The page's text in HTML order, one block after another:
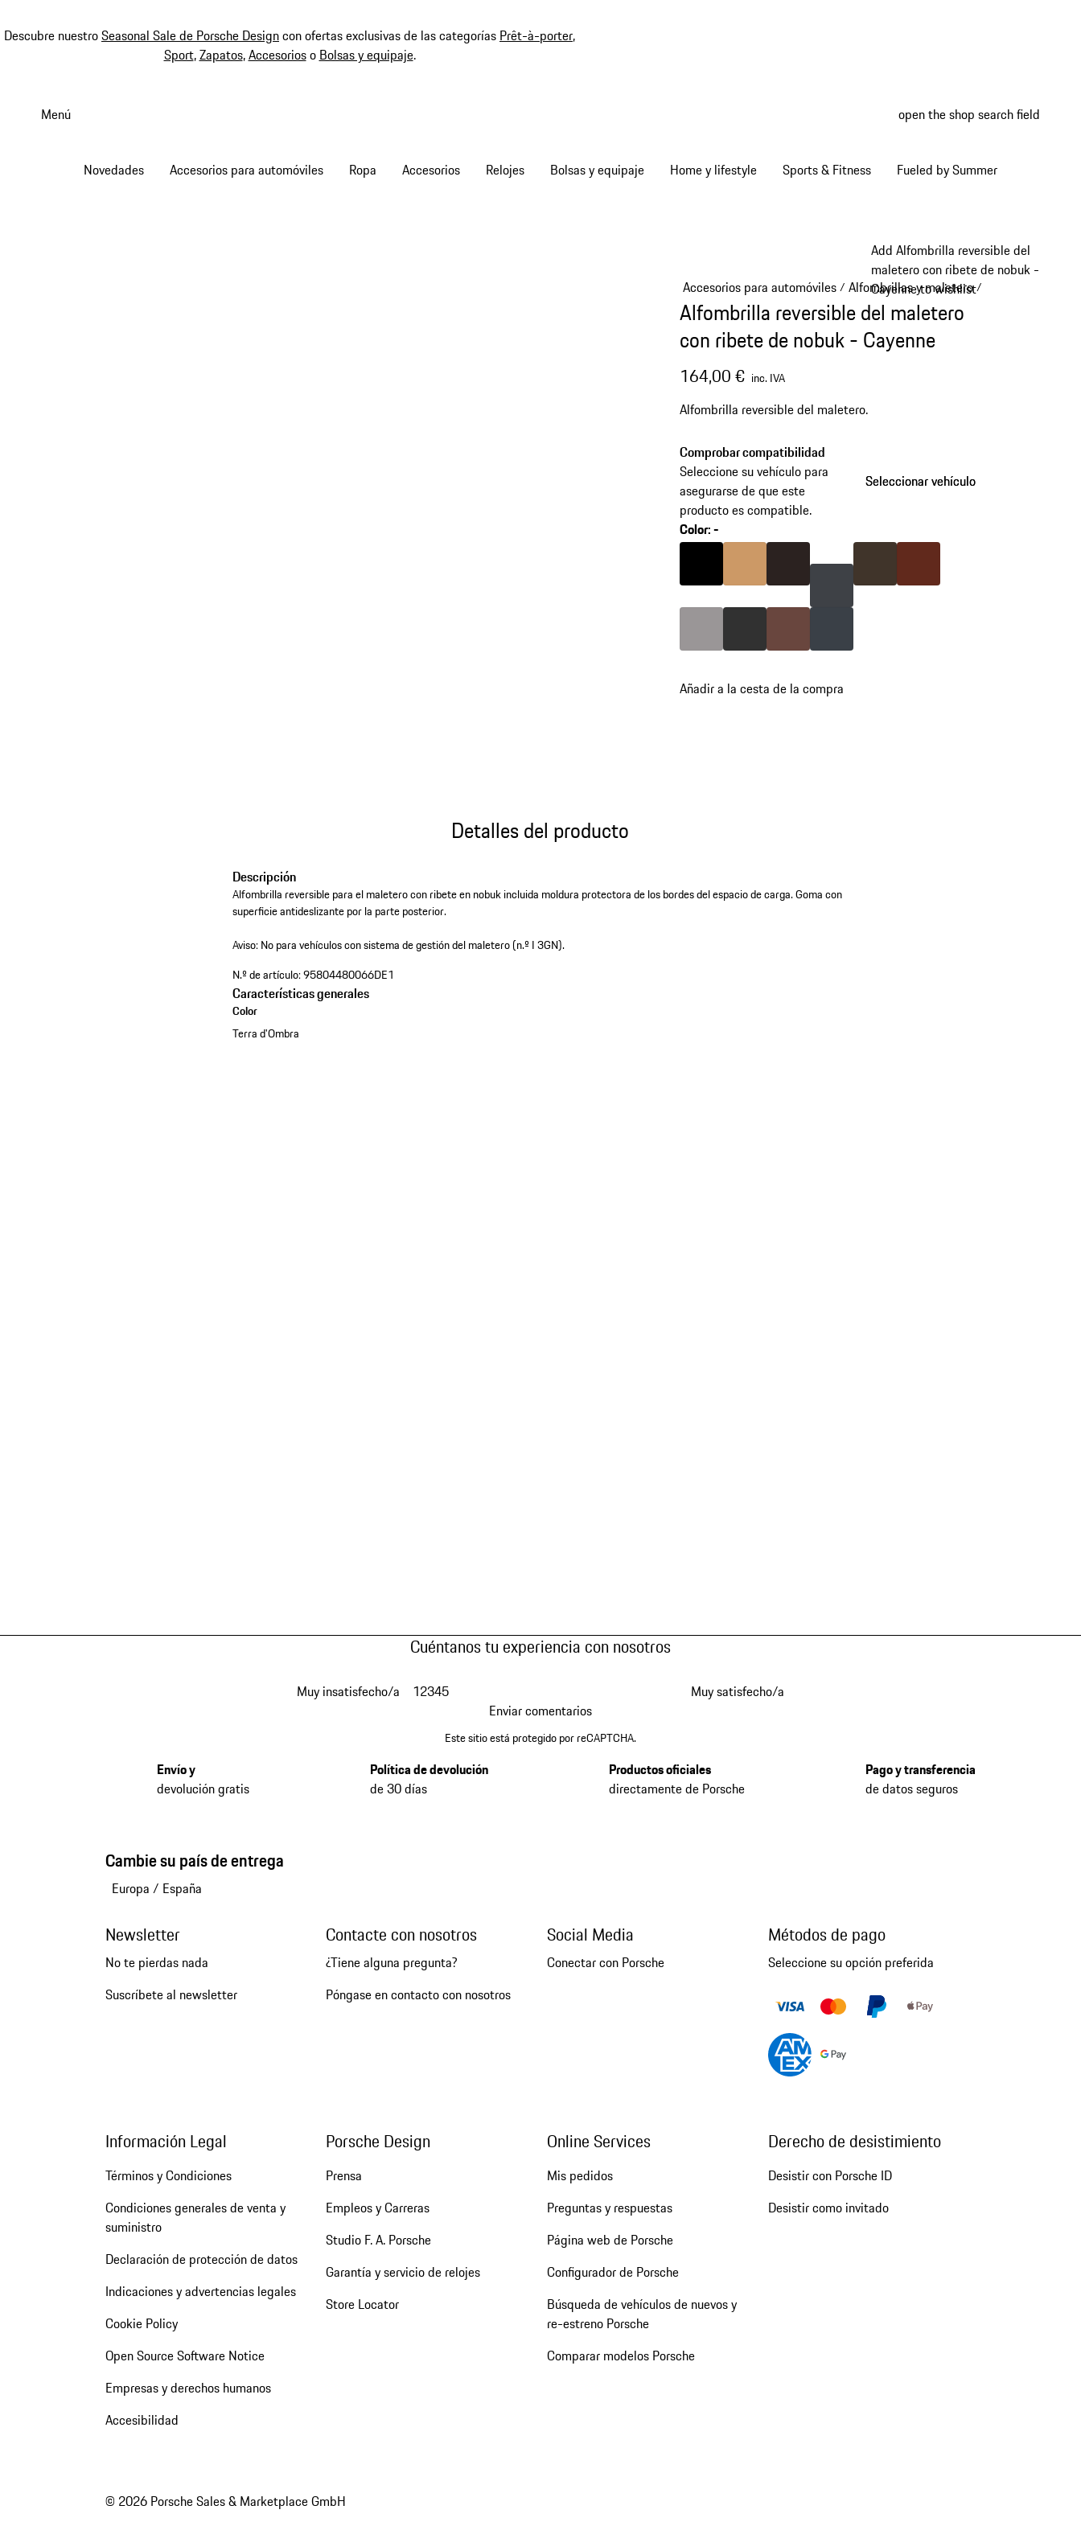
Descubre nuestroSeasonal Sale de Porsche Designcon ofertas exclusivas de las categorías Prêt-à-porter,
Sport,Zapatos,Accesorioso Bolsas y equipaje.
Menú open the shop search field
Novedades Accesorios para automóviles Ropa Accesorios Relojes Bolsas y equipaje Home y lifestyle Sports & Fitness Fueled by Summer
Add Alfombrilla reversible del
maletero con ribete de nobuk -
Cayenne to wishlist
Accesorios para automóviles/ Alfombrillas y maletero/
Alfombrilla reversible del maletero
con ribete de nobuk - Cayenne
164,00 € inc. IVA
Alfombrilla reversible del maletero.
Comprobar compatibilidad
Seleccione su vehículo para
asegurarse de que este
producto es compatible.
Seleccionar vehículo
Seleccionar vehículo
Color:-
variantes
Color Negro
Color Beige Luxor
Color Espresso
Color Gris Pizarra
Color Marrón Silla
Color Terra d'Ombra
Gris Plation
Color Gris Ágata
Color Marrón Trufa
Color Azul Grafito
a
Añadir a la cesta de la compra
Detalles del producto
Descripción
Alfombrilla reversible para el maletero con ribete en nobuk incluida moldura protectora de los bordes del espacio de carga. Goma con
superficie antideslizante por la parte posterior.
Aviso: No para vehículos con sistema de gestión del maletero (n.º I 3GN).
N.º de artículo:95804480066DE1
Características generales
Color
Terra d'Ombra
Cuéntanos tu experiencia con nosotros
Muy insatisfecho/a 12345
Muy satisfecho/a
Enviar comentarios
Este sitio está protegido por reCAPTCHA.
Envío y
devolución gratis
Política de devolución
de 30 días
Productos oficiales
directamente de Porsche
Pago y transferencia
de datos seguros
Cambie su país de entrega
Europa / España
Newsletter
No te pierdas nada
Suscríbete al newsletter
Contacte con nosotros
¿Tiene alguna pregunta?
Póngase en contacto con nosotros
Social Media
Conectar con Porsche
Métodos de pago
Seleccione su opción preferida
Información Legal
Términos y Condiciones
Condiciones generales de venta y
suministro
Declaración de protección de datos
Indicaciones y advertencias legales
Cookie Policy
Open Source Software Notice
Empresas y derechos humanos
Accesibilidad
Porsche Design
Prensa
Empleos y Carreras
Studio F. A. Porsche
Garantía y servicio de relojes
Store Locator
Online Services
Mis pedidos
Preguntas y respuestas
Página web de Porsche
Configurador de Porsche
Búsqueda de vehículos de nuevos y
re-estreno Porsche
Comparar modelos Porsche
Derecho de desistimiento
Desistir con Porsche ID
Desistir como invitado
© 2026 Porsche Sales & Marketplace GmbH